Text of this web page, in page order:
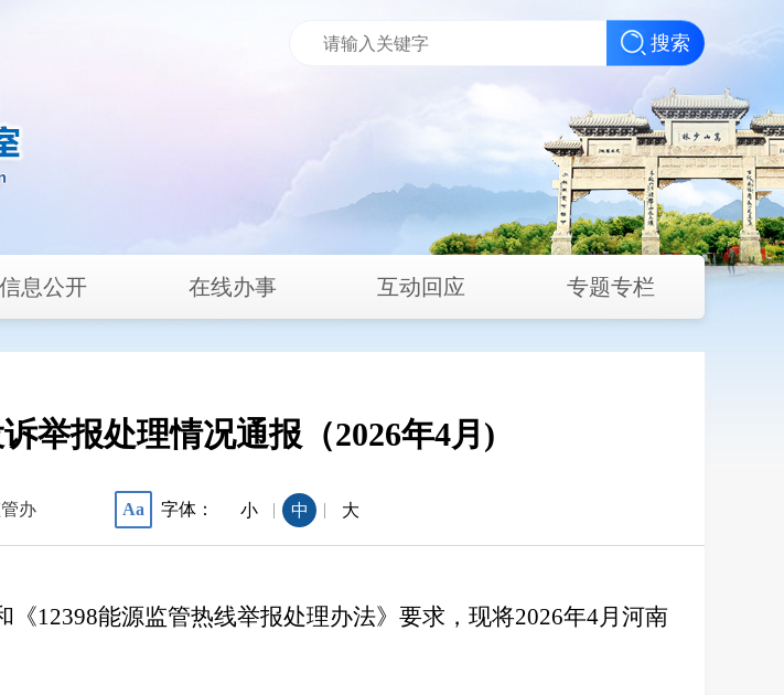
搜索
信息公开 在线办事 互动回应 专题专栏
举报处理情况通报（2026年4月)
办 Aa 字体： 小 | 中 | 大
12398能源监管热线举报处理办法》要求，现将2026年4月河南